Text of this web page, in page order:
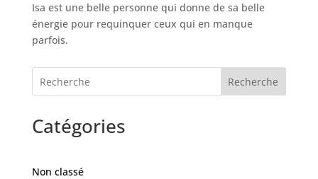
Isa est une belle personne qui donne de sa belle
énergie pour requinquer ceux qui en manque
parfois.
Recherche
Catégories
Non classé